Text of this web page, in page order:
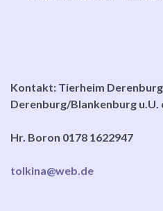
Kontakt: Tierheim
Derenburg/Blankenburg u.U.
Hr. Boron 0178 1622947
tolkina@web.de